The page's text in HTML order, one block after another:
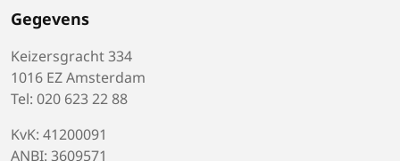
Gegevens
Keizersgracht 334
1016 EZ Amsterdam
Tel: 020 623 22 88
KvK: 41200091
ANBI: 3609571